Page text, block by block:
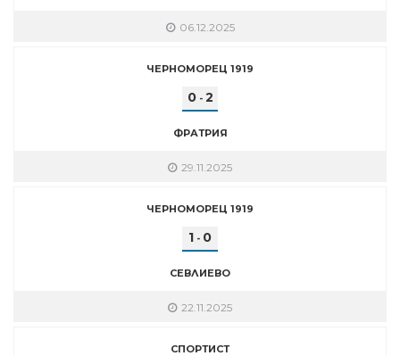
06.12.2025
ЧЕРНОМОРЕЦ 1919
0- 2
ФРАТРИЯ
29.11.2025
ЧЕРНОМОРЕЦ 1919
1 - 0
СЕВЛИЕВО
22.11.2025
СПОРТИСТ